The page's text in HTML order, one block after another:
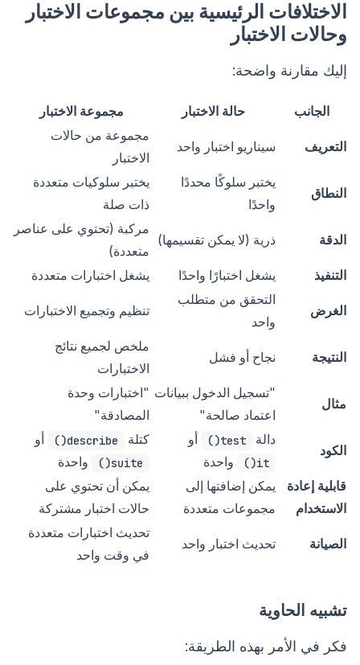
الاختلافات الرئيسية بين مجموعات الاختبار
وحالات الاختبار
إليك مقارنة واضحة:
الجانب حالة الاختبار مجموعة الاختبار
التعريف سيناريو اختبار واحد
مجموعة من حالات
الاختبار
النطاق
يختبر سلوكًا محددًا
واحدًا
يختبر سلوكيات متعددة
ذات صلة
الدقة ذرية (لا يمكن تقسيمها)
مركبة (تحتوي على عناصر
متعددة)
التنفيذ
يشغل اختبارًا واحدًا يشغل اختبارات متعددة
الغرض
التحقق من متطلب
واحد
تنظيم وتجميع الاختبارات
النتيجة نجاح أو فشل
ملخص لجميع نتائج
الاختبارات
مثال
"تسجيل الدخول ببيانات
اعتماد صالحة"
"اختبارات وحدة
المصادقة"
الكود
دالة test() أو
it() واحدة
كتلة describe() أو
suite()
واحدة
قابلية إعادة
الاستخدام
يمكن إضافتها إلى
مجموعات متعددة
يمكن أن تحتوي على
حالات اختبار مشتركة
الصيانة تحديث اختبار واحد
تحديث اختبارات متعددة
في وقت واحد
تشبيه الحاوية
فكر في الأمر بهذه الطريقة: